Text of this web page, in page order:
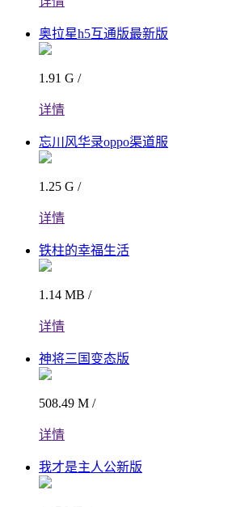
奥拉星h5互通版最新版
1.91 G /
详情
忘川风华录oppo渠道服
1.25 G /
详情
铁柱的幸福生活
1.14 MB /
详情
神将三国变态版
508.49 M /
详情
我才是主人公新版